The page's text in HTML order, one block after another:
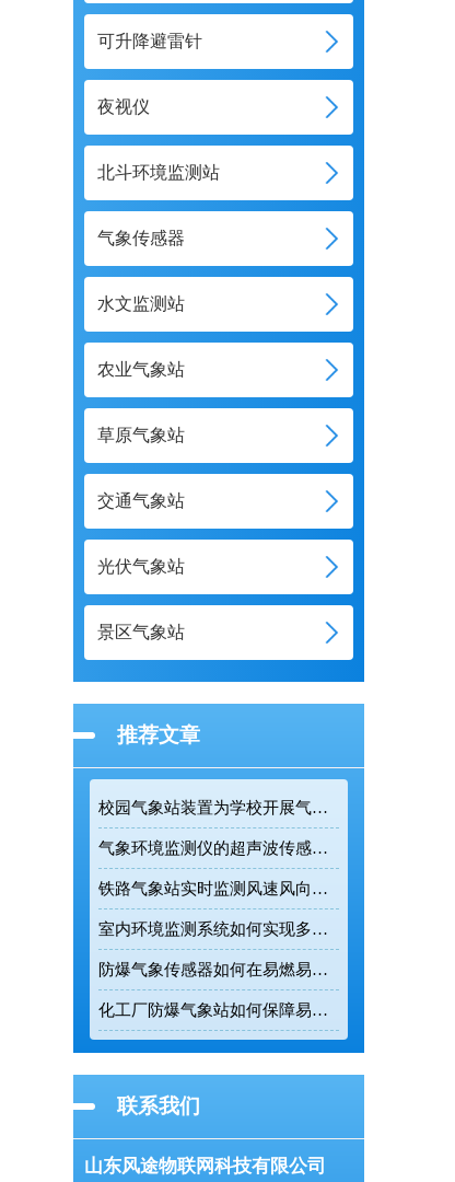
可升降避雷针
夜视仪
北斗环境监测站
气象传感器
水文监测站
农业气象站
草原气象站
交通气象站
光伏气象站
景区气象站
推荐文章
校园气象站装置为学校开展气象科普提供专业监测设备
气象环境监测仪的超声波传感技术如何提升户外连续监测精度
铁路气象站实时监测风速风向为列车调度提供精准数据支撑
室内环境监测系统如何实现多参数实时在线监测
防爆气象传感器如何在易燃易爆环境中实现五要素一体化监测
化工厂防爆气象站如何保障易燃易爆环境的生产安全
联系我们
山东风途物联网科技有限公司